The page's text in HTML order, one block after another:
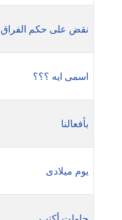
مدونة اشرف الكرم
عاملة
عاملة
عاملة
عاملة
معلق
نقض على حكم الفراق
اسمى ايه ؟؟؟
بأفعالنا
يوم ميلادى